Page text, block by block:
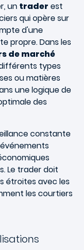
un trader est
qui opère sur
d'une
propre. Dans les
de marché
types
ou matières
une logique de
des
constante
Le trader doit
étroites avec les
les courtiers